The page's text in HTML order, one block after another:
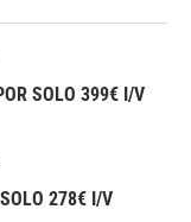
SOLO 399€ I/V
278€ I/V